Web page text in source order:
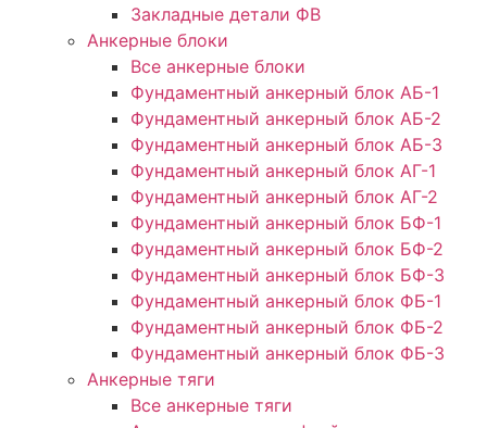
Закладные детали ФВ
Анкерные блоки
Все анкерные блоки
Фундаментный анкерный блок АБ-1
Фундаментный анкерный блок АБ-2
Фундаментный анкерный блок АБ-3
Фундаментный анкерный блок АГ-1
Фундаментный анкерный блок АГ-2
Фундаментный анкерный блок БФ-1
Фундаментный анкерный блок БФ-2
Фундаментный анкерный блок БФ-3
Фундаментный анкерный блок ФБ-1
Фундаментный анкерный блок ФБ-2
Фундаментный анкерный блок ФБ-3
Анкерные тяги
Все анкерные тяги